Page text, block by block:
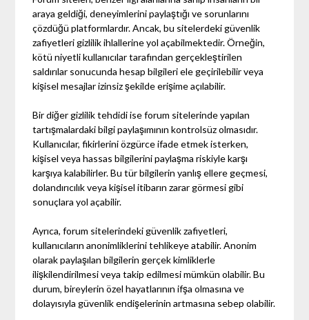
araya geldiği, deneyimlerini paylaştığı ve sorunlarını
çözdüğü platformlardır. Ancak, bu sitelerdeki güvenlik
zafiyetleri gizlilik ihlallerine yol açabilmektedir. Örneğin,
kötü niyetli kullanıcılar tarafından gerçekleştirilen
saldırılar sonucunda hesap bilgileri ele geçirilebilir veya
kişisel mesajlar izinsiz şekilde erişime açılabilir.
Bir diğer gizlilik tehdidi ise forum sitelerinde yapılan
tartışmalardaki bilgi paylaşımının kontrolsüz olmasıdır.
Kullanıcılar, fikirlerini özgürce ifade etmek isterken,
kişisel veya hassas bilgilerini paylaşma riskiyle karşı
karşıya kalabilirler. Bu tür bilgilerin yanlış ellere geçmesi,
dolandırıcılık veya kişisel itibarın zarar görmesi gibi
sonuçlara yol açabilir.
Ayrıca, forum sitelerindeki güvenlik zafiyetleri,
kullanıcıların anonimliklerini tehlikeye atabilir. Anonim
olarak paylaşılan bilgilerin gerçek kimliklerle
ilişkilendirilmesi veya takip edilmesi mümkün olabilir. Bu
durum, bireylerin özel hayatlarının ifşa olmasına ve
dolayısıyla güvenlik endişelerinin artmasına sebep olabilir.